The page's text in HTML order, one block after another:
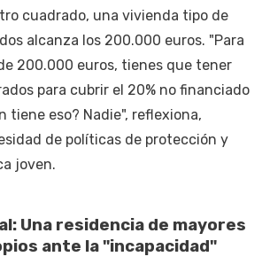
cuadrado, una vivienda tipo de
alcanza los 200.000 euros. "Para
200.000 euros, tienes que tener
para cubrir el 20% no financiado
tiene eso? Nadie", reflexiona,
de políticas de protección y
joven.
Una residencia de mayores
ante la "incapacidad"